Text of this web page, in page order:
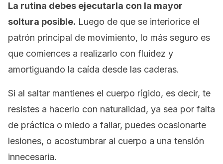
La rutina debes ejecutarla con la mayor
soltura posible. Luego de que se interiorice el
patrón principal de movimiento, lo más seguro es
que comiences a realizarlo con fluidez y
amortiguando la caída desde las caderas.
Si al saltar mantienes el cuerpo rígido, es decir, te
resistes a hacerlo con naturalidad, ya sea por falta
de práctica o miedo a fallar, puedes ocasionarte
lesiones, o acostumbrar al cuerpo a una tensión
innecesaria.